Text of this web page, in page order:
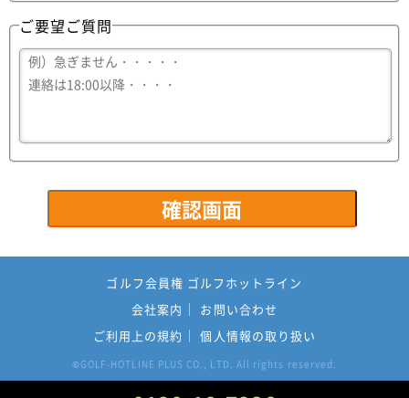
ご要望ご質問
ゴルフ会員権 ゴルフホットライン
会社案内
お問い合わせ
ご利用上の規約
個人情報の取り扱い
© GOLF-HOTLINE PLUS CO., LTD. All rights reserved.